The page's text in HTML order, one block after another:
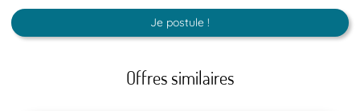
Je postule !
Offres similaires